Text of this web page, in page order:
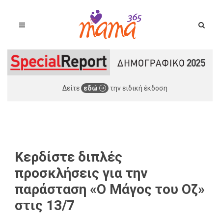
Δείτε εδώ την ειδική έκδοση
Κερδίστε διπλές
προσκλήσεις για την
παράσταση «Ο Μάγος του Οζ»
στις 13/7